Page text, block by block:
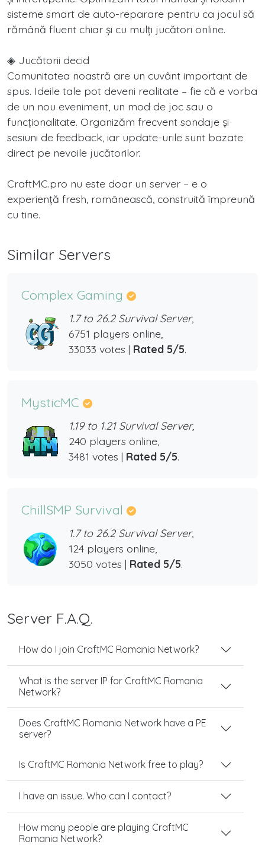
sisteme smart de auto-reparare pentru ca jocul să
rămână fluent chiar și cu mulți jucători online.
◈ Jucătorii decid
Comunitatea noastră are un cuvânt important de
spus. Ideile tale pot deveni realitate – fie că e vorba
de un nou eveniment, un mod de joc sau o
funcționalitate. Organizăm frecvent sondaje și
sesiuni de feedback, iar update-urile sunt bazate
direct pe nevoile jucătorilor.
CraftMC.pro nu este doar un server – e o
experiență fresh, românească, construită împreună
cu tine.
Similar Servers
Complex Gaming
1.7 to 26.2 Survival Server,
6751 players online,
33033 votes | Rated 5/5.
MysticMC
1.19 to 1.21 Survival Server,
240 players online,
3481 votes | Rated 5/5.
ChillSMP Survival
1.7 to 26.2 Survival Server,
124 players online,
3050 votes | Rated 5/5.
Server F.A.Q.
How do I join CraftMC Romania Network?
What is the server IP for CraftMC Romania
Network?
Does CraftMC Romania Network have a PE
server?
Is CraftMC Romania Network free to play?
I have an issue. Who can I contact?
How many people are playing CraftMC
Romania Network?